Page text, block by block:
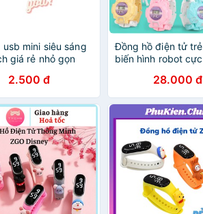
mini siêu sáng
giá rẻ nhỏ gọn
Digibox 4.9
2.500 đ
Đồng hồ điện tử
biến hình robot
từ 3 tuổi trở lên,
28.000 đ